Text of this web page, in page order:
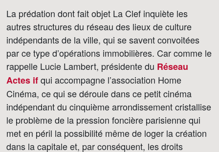
La prédation dont fait objet La Clef inquiète les
autres structures du réseau des lieux de culture
indépendants de la ville, qui se savent convoitées
par ce type d’opérations immobilières. Car comme le
rappelle Lucie Lambert, présidente du Réseau
Actes ifqui accompagne l’association Home
Cinéma, ce qui se déroule dans ce petit cinéma
indépendant du cinquième arrondissement cristallise
le problème de la pression foncière parisienne qui
met en péril la possibilité même de loger la création
dans la capitale et, par conséquent, les droits